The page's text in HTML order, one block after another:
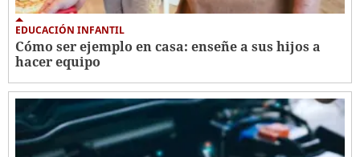
EDUCACIÓN INFANTIL
Cómo ser ejemplo en casa: enseñe a sus hijos a
hacer equipo